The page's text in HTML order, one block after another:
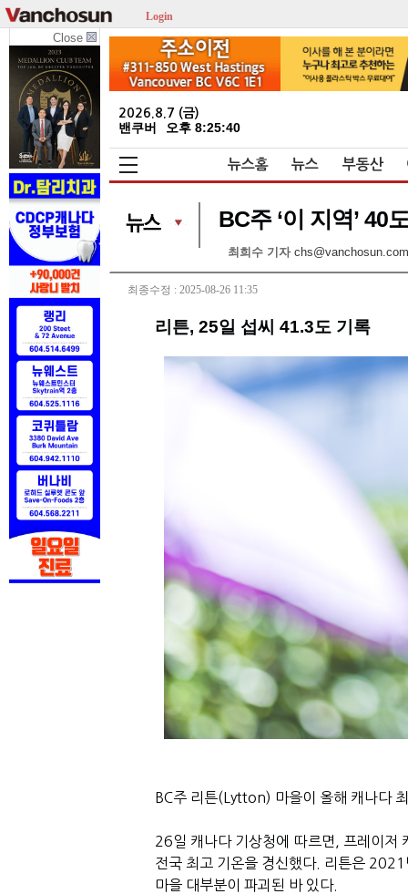
Login
Close
2026.8.7 (금)
밴쿠버 오후 8:25:41
뉴스홈 뉴스 부동산
BC주 ‘이 지역’ 40
최희수 기자 chs@vanchosun.com
최종수정 : 2025-08-26 11:35
리튼, 25일 섭씨 41.3도 기록
BC주 리튼(Lytton) 마을이 올해 캐나다
26일 캐나다 기상청에 따르면, 프레이
전국 최고 기온을 경신했다. 리튼은
마을 대부분이 파괴된 바 있다.